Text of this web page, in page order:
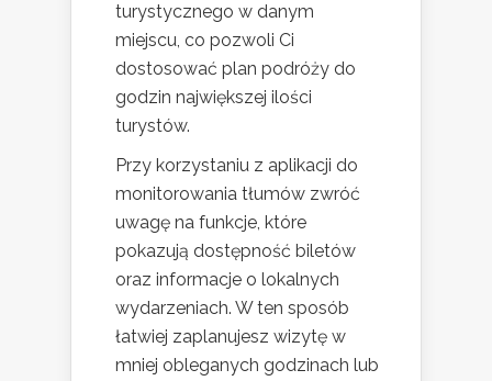
turystycznego w danym
miejscu, co pozwoli Ci
dostosować plan podróży do
godzin największej ilości
turystów.
Przy korzystaniu z aplikacji do
monitorowania tłumów zwróć
uwagę na funkcje, które
pokazują dostępność biletów
oraz informacje o lokalnych
wydarzeniach. W ten sposób
łatwiej zaplanujesz wizytę w
mniej obleganych godzinach lub